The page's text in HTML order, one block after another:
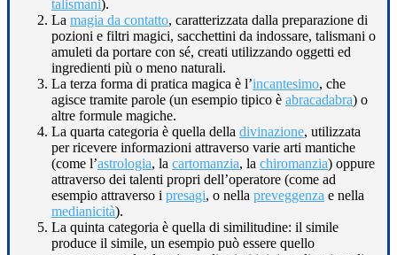
talismani).
La magia da contatto, caratterizzata dalla preparazione di
pozioni e filtri magici, sacchettini da indossare, talismani o
amuleti da portare con sé, creati utilizzando oggetti ed
ingredienti più o meno naturali.
La terza forma di pratica magica è l’incantesimo, che
agisce tramite parole (un esempio tipico è abracadabra) o
altre formule magiche.
La quarta categoria è quella della divinazione, utilizzata
per ricevere informazioni attraverso varie arti mantiche
(come l’astrologia, la cartomanzia, la chiromanzia) oppure
attraverso dei talenti propri dell’operatore (come ad
esempio attraverso i presagi, o nella preveggenza e nella
medianicità).
La quinta categoria è quella di similitudine: il simile
produce il simile, un esempio può essere quello